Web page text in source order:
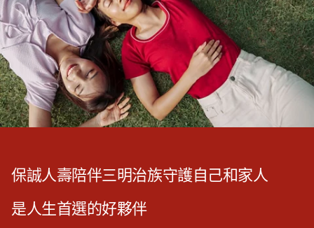
保誠人壽陪伴三明治族守護自己和家人
是人生首選的好夥伴